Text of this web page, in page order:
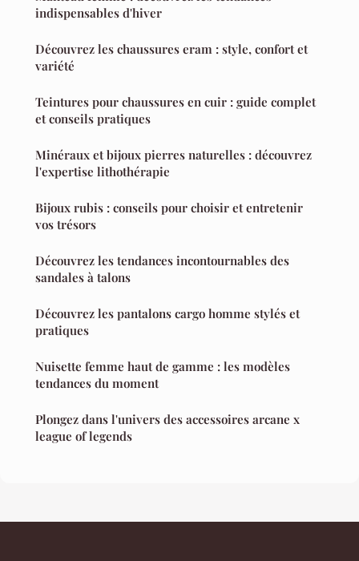
indispensables d'hiver
Découvrez les chaussures eram : style, confort et
variété
Teintures pour chaussures en cuir : guide complet
et conseils pratiques
Minéraux et bijoux pierres naturelles : découvrez
l'expertise lithothérapie
Bijoux rubis : conseils pour choisir et entretenir
vos trésors
Découvrez les tendances incontournables des
sandales à talons
Découvrez les pantalons cargo homme stylés et
pratiques
Nuisette femme haut de gamme : les modèles
tendances du moment
Plongez dans l'univers des accessoires arcane x
league of legends